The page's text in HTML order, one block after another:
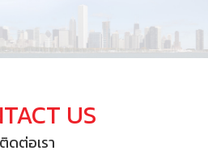
US
ติดต่อเรา